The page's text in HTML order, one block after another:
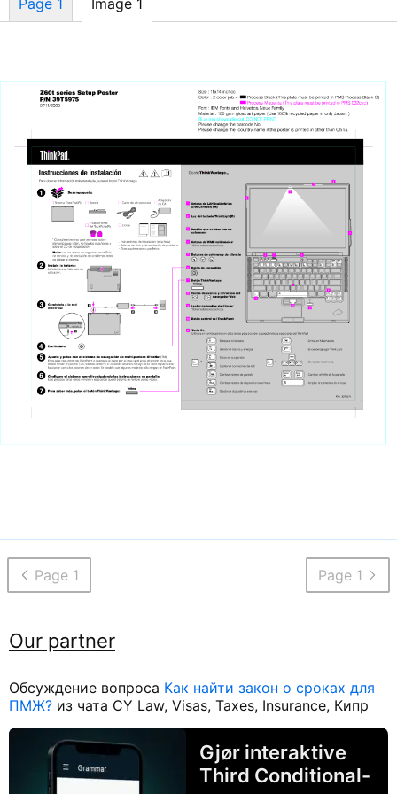
Page 1 Page 1
Our partner
Обсуждение вопроса Как найти закон о сроках для
ПМЖ? из чата CY Law, Visas, Taxes, Insurance, Кипр
Gjør interaktive
Third Conditional-